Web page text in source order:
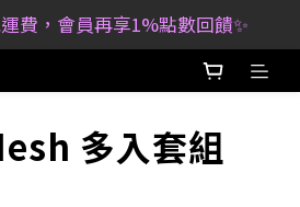
費，會員再享1%點數回饋✨
多入套組